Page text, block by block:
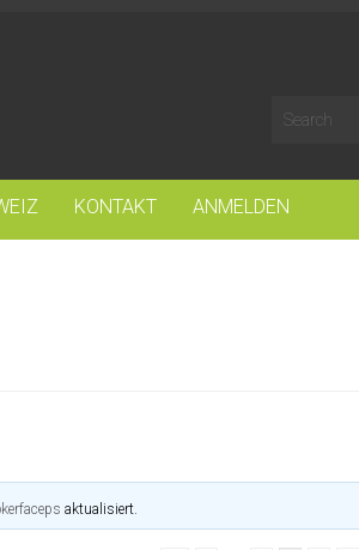
KONTAKT ANMELDEN
aktualisiert.